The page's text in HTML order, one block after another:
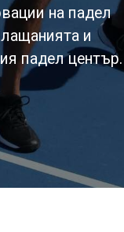
на падел
и
падел център.